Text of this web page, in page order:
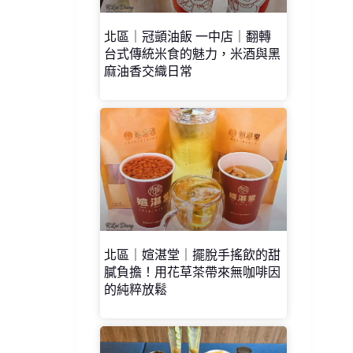
北區｜冠顗油飯 一中店｜翻轉
台式傳統米食的魅力，米酒與黑
麻油香交織日常
北區｜媗湛堂｜擺脫手搖飲的甜
膩負擔！用花草茶帶來無咖啡因
的純粹放鬆